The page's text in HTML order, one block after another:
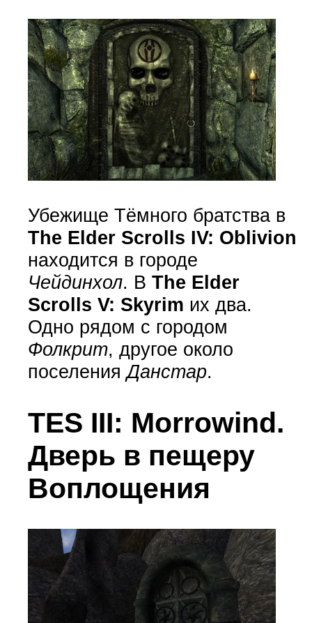
Убежище Тёмного братства в
The Elder Scrolls IV: Oblivion
находится в городе
Чейдинхол. В The Elder
Scrolls V: Skyrim их два.
Одно рядом с городом
Фолкрит, другое около
поселенияДанстар.
TES III: Morrowind.
Дверь в пещеру
Воплощения